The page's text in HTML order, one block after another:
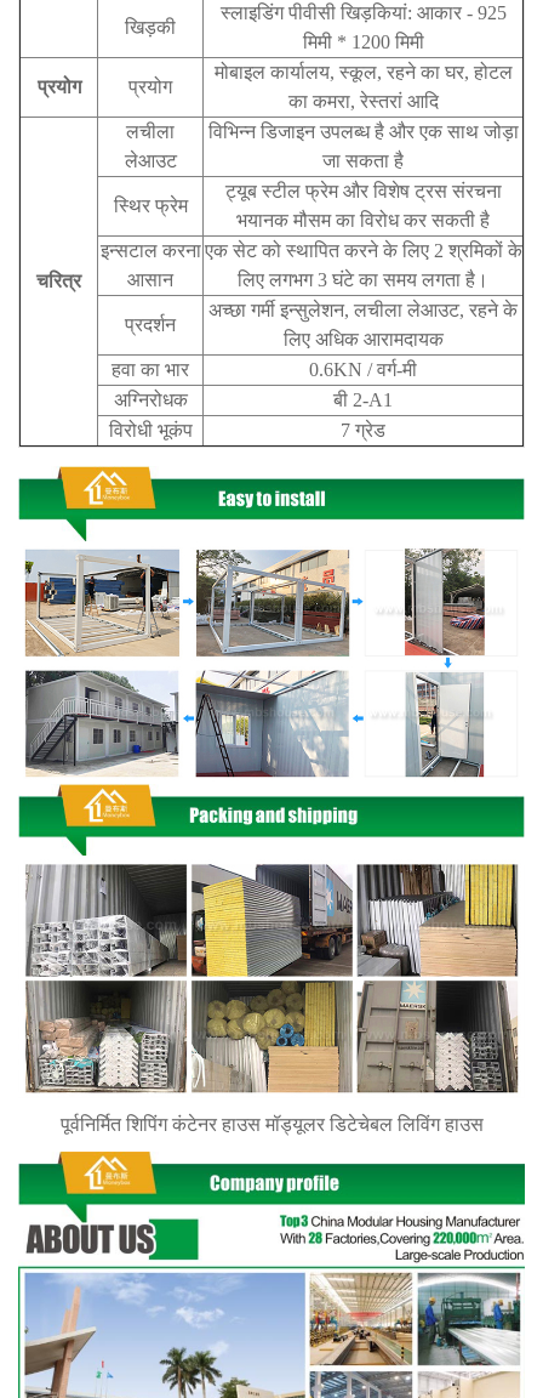
खिड़की
स्लाइडिंग पीवीसी खिड़कियां: आकार - 925
मिमी * 1200 मिमी
प्रयोग प्रयोग
मोबाइल कार्यालय, स्कूल, रहने का घर, होटल
का कमरा, रेस्तरां आदि
चरित्र
लचीला
लेआउट
विभिन्न डिजाइन उपलब्ध है और एक साथ जोड़ा
जा सकता है
स्थिर फ्रेम
ट्यूब स्टील फ्रेम और विशेष ट्रस संरचना
भयानक मौसम का विरोध कर सकती है
इन्सटाल करना
आसान
एक सेट को स्थापित करने के लिए 2 श्रमिकों के
लिए लगभग 3 घंटे का समय लगता है।
प्रदर्शन
अच्छा गर्मी इन्सुलेशन, लचीला लेआउट, रहने के
लिए अधिक आरामदायक
हवा का भार
0.6KN / वर्ग-मी
अग्निरोधक
बी 2-A1
विरोधी भूकंप
7 ग्रेड
पूर्वनिर्मित शिपिंग कंटेनर हाउस मॉड्यूलर डिटेचेबल लिविंग हाउस